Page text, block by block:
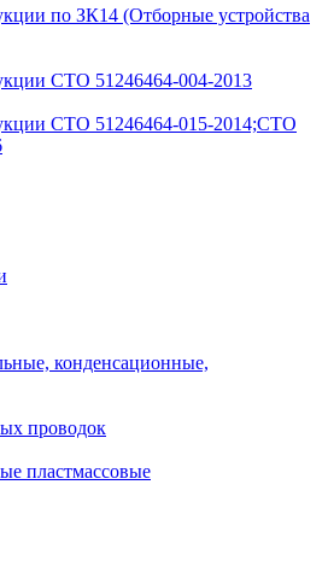
по ЗК14 (Отборные устройства
СТО 51246464-004-2013
СТО 51246464-015-2014;СТО
конденсационные,
проводок
пластмассовые